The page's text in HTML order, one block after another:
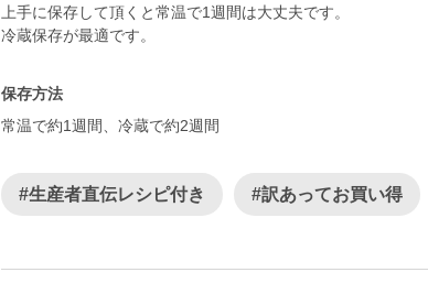
上手に保存して頂くと常温で1週間は大丈夫です。
冷蔵保存が最適です。
保存方法
常温で約1週間、冷蔵で約2週間
#生産者直伝レシピ付き #訳あってお買い得